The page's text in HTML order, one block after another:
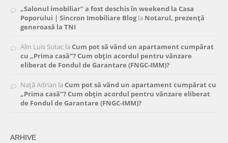
„Salonul imobiliar” a fost deschis în weekend la Casa
Poporului | Sincron Imobiliare Blog la Notarul, prezență
generoasă la TNI
Alin Luis Sutac la Cum pot să vând un apartament cumpărat
cu „Prima casă”? Cum obțin acordul pentru vânzare
eliberat de Fondul de Garantare (FNGC-IMM)?
Nață Adrian la Cum pot să vând un apartament cumpărat cu
„Prima casă”? Cum obțin acordul pentru vânzare eliberat
de Fondul de Garantare (FNGC-IMM)?
ARHIVE